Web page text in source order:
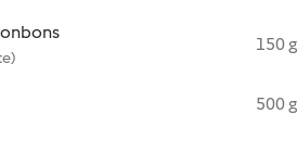
150 g
500 g